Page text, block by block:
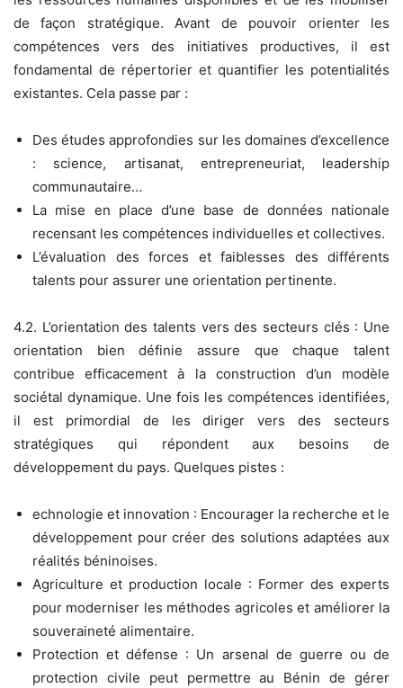
de façon stratégique. Avant de pouvoir orienter les
compétences vers des initiatives productives, il est
fondamental de répertorier et quantifier les potentialités
existantes. Cela passe par :
Des études approfondies sur les domaines d’excellence
: science, artisanat, entrepreneuriat, leadership
communautaire…
La mise en place d’une base de données nationale
recensant les compétences individuelles et collectives.
L’évaluation des forces et faiblesses des différents
talents pour assurer une orientation pertinente.
4.2. L’orientation des talents vers des secteurs clés : Une
orientation bien définie assure que chaque talent
contribue efficacement à la construction d’un modèle
sociétal dynamique. Une fois les compétences identifiées,
il est primordial de les diriger vers des secteurs
stratégiques qui répondent aux besoins de
développement du pays. Quelques pistes :
echnologie et innovation : Encourager la recherche et le
développement pour créer des solutions adaptées aux
réalités béninoises.
Agriculture et production locale : Former des experts
pour moderniser les méthodes agricoles et améliorer la
souveraineté alimentaire.
Protection et défense : Un arsenal de guerre ou de
protection civile peut permettre au Bénin de gérer